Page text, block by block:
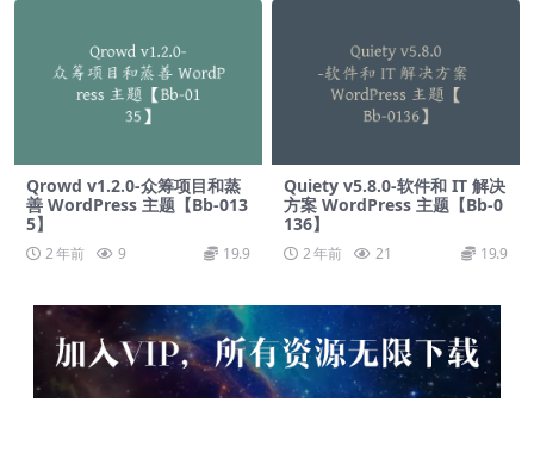
Qrowd v1.2.0-众筹项目和蒸
善 WordPress 主题【Bb-013
5】
2 年前 9 19.9
Quiety v5.8.0-软件和 IT 解决
方案 WordPress 主题【Bb-0
136】
2 年前 21 19.9